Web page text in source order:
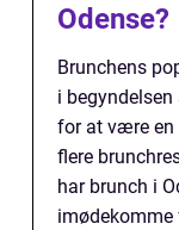
Odense?
Brunchens
i
for at være en
flere
har brunch i